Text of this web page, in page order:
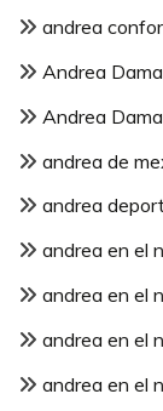
andrea
Andrea Dama
Andrea
andrea de
andrea
andrea en el
andrea en el
andrea en el
andrea en el